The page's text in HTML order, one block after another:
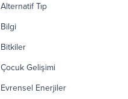
Alternatif Tıp
Bilgi
Bitkiler
Çocuk Gelişimi
Evrensel Enerjiler